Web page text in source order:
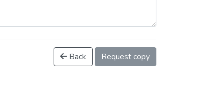
Back Request copy